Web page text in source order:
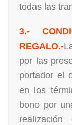
todas las
3.-
REGALO.-
por las
portador el
en los
bono por